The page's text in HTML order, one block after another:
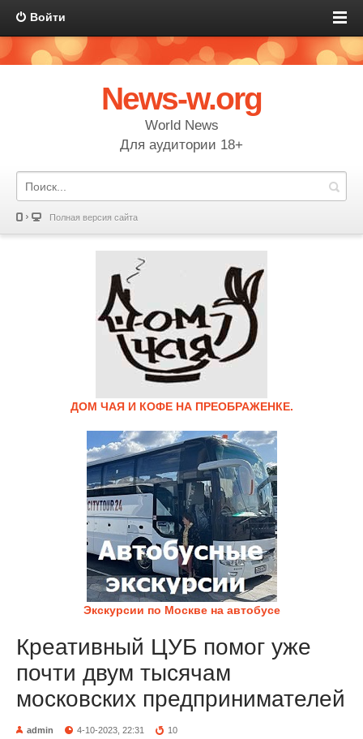
Войти
News-w.org
World News
Для аудитории 18+
Полная версия сайта
ДОМ ЧАЯ И КОФЕ НА ПРЕОБРАЖЕНКЕ.
Экскурсии по Москве на автобусе
Креативный ЦУБ помог уже
почти двум тысячам
московских предпринимателей
admin 4-10-2023, 22:31 10